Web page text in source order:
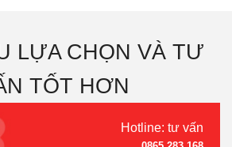
LỰA CHỌN VÀ TƯ
TỐT HƠN
Hotline: tư vấn